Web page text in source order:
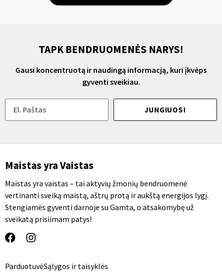
TAPK BENDRUOMENĖS NARYS!
Gausi koncentruotą ir naudingą informacją, kuri įkvėps
gyventi sveikiau.
JUNGIUOSI
Maistas yra Vaistas
Maistas yra vaistas – tai aktyvių žmonių bendruomenė
vertinanti sveiką maistą, aštrų protą ir aukštą energijos lygį.
Stengiamės gyventi darnoje su Gamta, o atsakomybę už
sveikatą prisiimam patys!
ParduotuvėSąlygos ir taisyklės